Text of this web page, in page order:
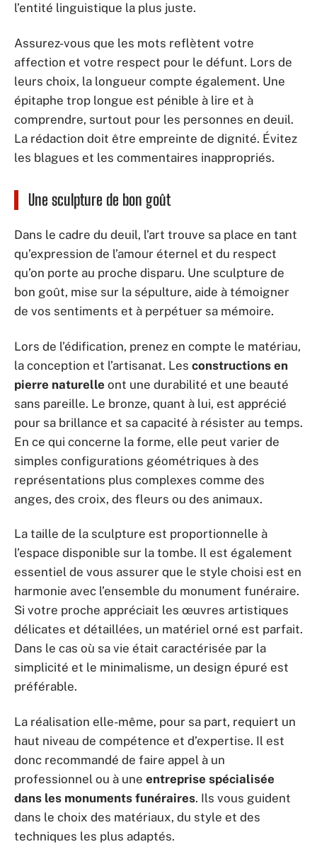
l’entité linguistique la plus juste.
Assurez-vous que les mots reflètent votre
affection et votre respect pour le défunt. Lors de
leurs choix, la longueur compte également. Une
épitaphe trop longue est pénible à lire et à
comprendre, surtout pour les personnes en deuil.
La rédaction doit être empreinte de dignité. Évitez
les blagues et les commentaires inappropriés.
Une sculpture de bon goût
Dans le cadre du deuil, l’art trouve sa place en tant
qu’expression de l’amour éternel et du respect
qu’on porte au proche disparu. Une sculpture de
bon goût, mise sur la sépulture, aide à témoigner
de vos sentiments et à perpétuer sa mémoire.
Lors de l’édification, prenez en compte le matériau,
la conception et l’artisanat. Les constructions en
pierre naturelle ont une durabilité et une beauté
sans pareille. Le bronze, quant à lui, est apprécié
pour sa brillance et sa capacité à résister au temps.
En ce qui concerne la forme, elle peut varier de
simples configurations géométriques à des
représentations plus complexes comme des
anges, des croix, des fleurs ou des animaux.
La taille de la sculpture est proportionnelle à
l’espace disponible sur la tombe. Il est également
essentiel de vous assurer que le style choisi est en
harmonie avec l’ensemble du monument funéraire.
Si votre proche appréciait les œuvres artistiques
délicates et détaillées, un matériel orné est parfait.
Dans le cas où sa vie était caractérisée par la
simplicité et le minimalisme, un design épuré est
préférable.
La réalisation elle-même, pour sa part, requiert un
haut niveau de compétence et d’expertise. Il est
donc recommandé de faire appel à un
professionnel ou à une entreprise spécialisée
dans les monuments funéraires. Ils vous guident
dans le choix des matériaux, du style et des
techniques les plus adaptés.